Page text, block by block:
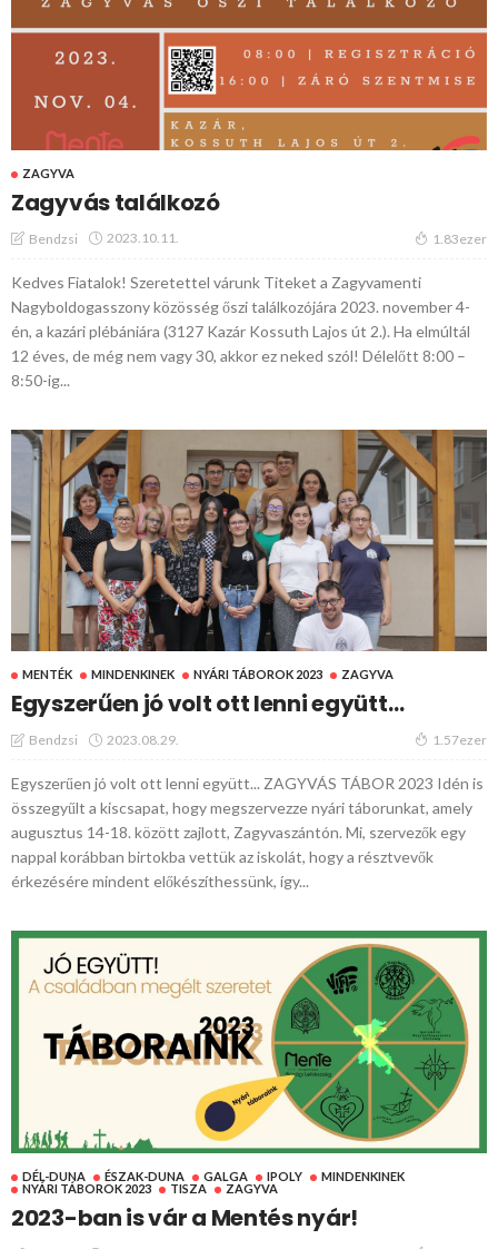
ZAGYVA
Zagyvás találkozó
Bendzsi 2023.10.11. 1.83ezer
Kedves Fiatalok! Szeretettel várunk Titeket a Zagyvamenti
Nagyboldogasszony közösség őszi találkozójára 2023. november 4-
én, a kazári plébániára (3127 Kazár Kossuth Lajos út 2.). Ha elmúltál
12 éves, de még nem vagy 30, akkor ez neked szól! Délelőtt 8:00 –
8:50-ig...
MENTÉK MINDENKINEK NYÁRI TÁBOROK 2023 ZAGYVA
Egyszerűen jó volt ott lenni együtt…
Bendzsi 2023.08.29. 1.57ezer
Egyszerűen jó volt ott lenni együtt... ZAGYVÁS TÁBOR 2023 Idén is
összegyűlt a kiscsapat, hogy megszervezze nyári táborunkat, amely
augusztus 14-18. között zajlott, Zagyvaszántón. Mi, szervezők egy
nappal korábban birtokba vettük az iskolát, hogy a résztvevők
érkezésére mindent előkészíthessünk, így...
DÉL-DUNA ÉSZAK-DUNA GALGA IPOLY
MINDENKINEK
NYÁRI TÁBOROK 2023
TISZA ZAGYVA
2023-ban is vár a Mentés nyár!